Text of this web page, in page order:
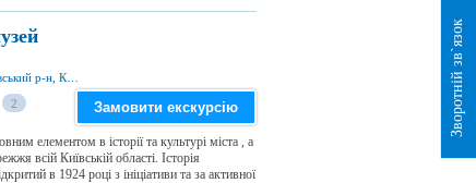
2 Замовити екскурсію
елементом в історії та культурі міста , а
всій Київській області. Історія
в 1924 році з ініціативи та за активної
Зворотній зв`язок